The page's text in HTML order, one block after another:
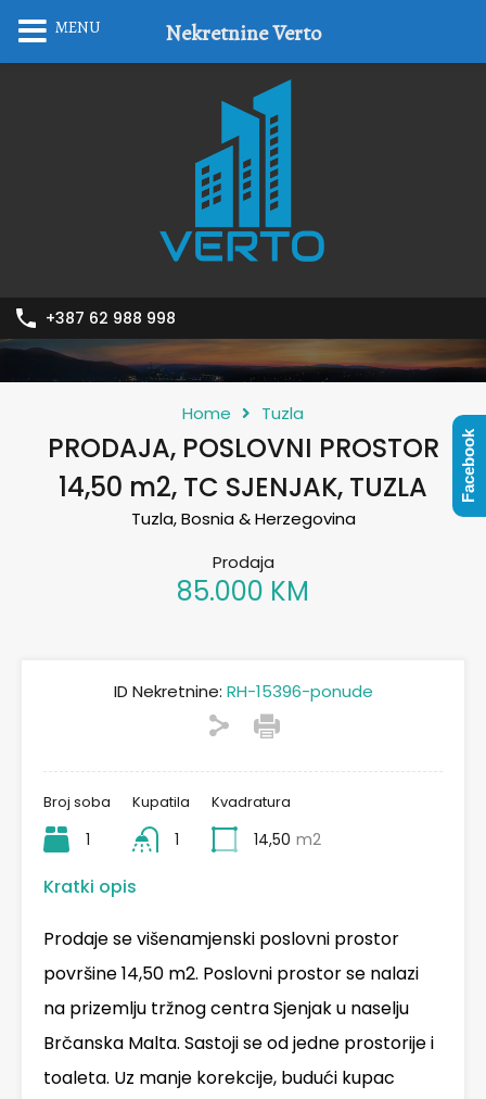
+387 62 988 998
Home Tuzla
PRODAJA, POSLOVNI PROSTOR
14,50 m2, TC SJENJAK, TUZLA
Tuzla, Bosnia & Herzegovina
Prodaja
85.000 KM
ID Nekretnine: RH-15396-ponude
Broj soba
1
Kupatila
1
Kvadratura
14,50 m2
Kratki opis
Prodaje se višenamjenski poslovni prostor
površine 14,50 m2. Poslovni prostor se nalazi
na prizemlju tržnog centra Sjenjak u naselju
Brčanska Malta. Sastoji se od jedne prostorije i
toaleta. Uz manje korekcije, budući kupac
MENU Nekretnine Verto
Facebook